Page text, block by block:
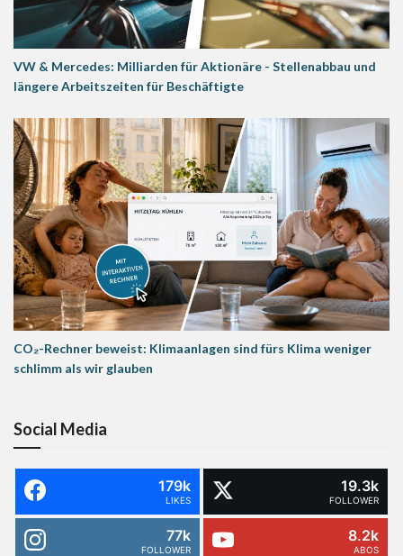
VW & Mercedes: Milliarden für Aktionäre - Stellenabbau und
längere Arbeitszeiten für Beschäftigte
CO₂-Rechner beweist: Klimaanlagen sind fürs Klima weniger
schlimm als wir glauben
Social Media
179k
LIKES
19.3k
FOLLOWER
77k
FOLLOWER
8.2k
ABOS